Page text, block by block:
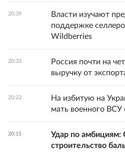
20:39
Власти изучают
поддержке
Wildberries
20:33
Россия почти на
выручку от
20:22
На избитую на
мать военного ВСУ
20:15
Удар по
строительство